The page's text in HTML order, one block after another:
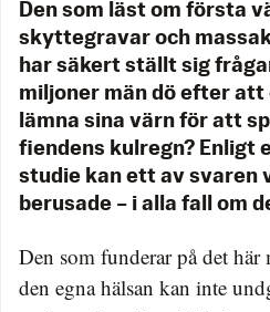
Den som läst om första
skyttegravar och
har säkert ställt sig
miljoner män dö efter
lämna sina värn för att
fiendens kulregn? Enligt
studie kan ett av svaren
berusade – i alla fall om
Den som funderar på det
den egna hälsan kan inte